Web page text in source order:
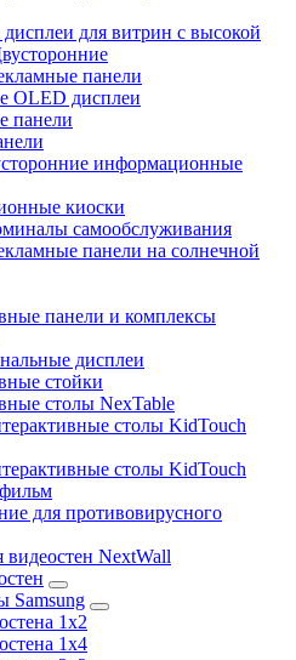
для витрин с высокой
панели
OLED дисплеи
панели
информационные
киоски
самообслуживания
панели на солнечной
панели и комплексы
дисплеи
стойки
столы NexTable
столы KidTouch
столы KidTouch
для противовирусного
видеостен NextWall
Samsung
1x2
1x4